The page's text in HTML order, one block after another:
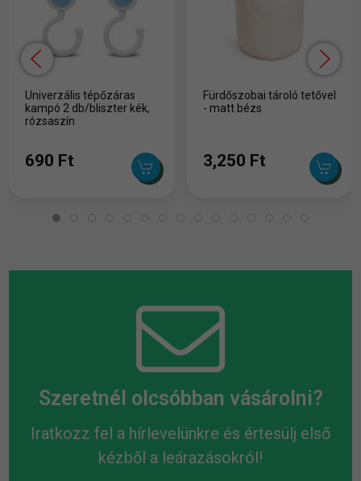
Univerzális tépőzáras
kampó 2 db/bliszter kék,
rózsaszín
690 Ft
Fürdőszobai tároló tetővel
- matt bézs
3,250 Ft
Szeretnél olcsóbban vásárolni?
Iratkozz fel a hírlevelünkre és értesülj első
kézből a leárazásokról!